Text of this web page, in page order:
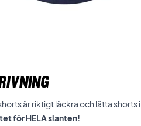
är riktigt läckra och lätta
för HELA slanten!